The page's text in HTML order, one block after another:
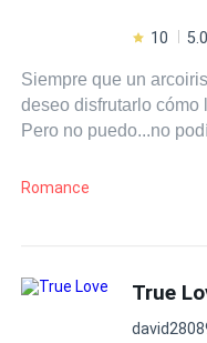
¿Conseguirán Crys y
ante las tentaciones y
amor?
10
Siempre que un
deseo disfrutarlo cómo
Pero no puedo...no podía hacerlo.
verde a tu suéter de
Romance
True